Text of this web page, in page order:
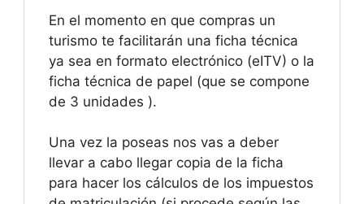
En el momento en que compras un
turismo te facilitarán una ficha técnica
ya sea en formato electrónico (eITV) o la
ficha técnica de papel (que se compone
de 3 unidades ).
Una vez la poseas nos vas a deber
llevar a cabo llegar copia de la ficha
para hacer los cálculos de los impuestos